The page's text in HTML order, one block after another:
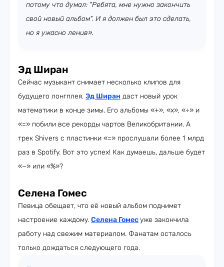
потому что думал: "Ребята, мне нужно закончить
свой новый альбом". И я должен был это сделать,
но я ужасно ленив».
Эд Ширан
Сейчас музыкант снимает несколько клипов для
будущего лонгплея. Эд Ширан даст новый урок
математики в конце зимы. Его альбомы «+», «x», «÷» и
«=» побили все рекорды чартов Великобритании. А
трек Shivers с пластинки «=» прослушали более 1 млрд
раз в Spotify. Вот это успех! Как думаешь, дальше будет
«−» или «%»?
Селена Гомес
Певица обещает, что её новый альбом поднимет
настроение каждому. Селена Гомесуже закончила
работу над свежим материалом. Фанатам осталось
только дождаться следующего года.